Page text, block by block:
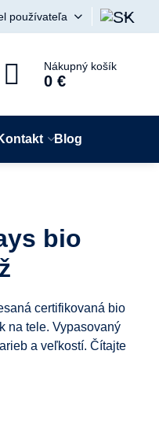
používateľa
Nákupný košík
0 €
Blog
bio
certifikovaná bio
na tele. Vypasovaný
a veľkostí.Čítajte